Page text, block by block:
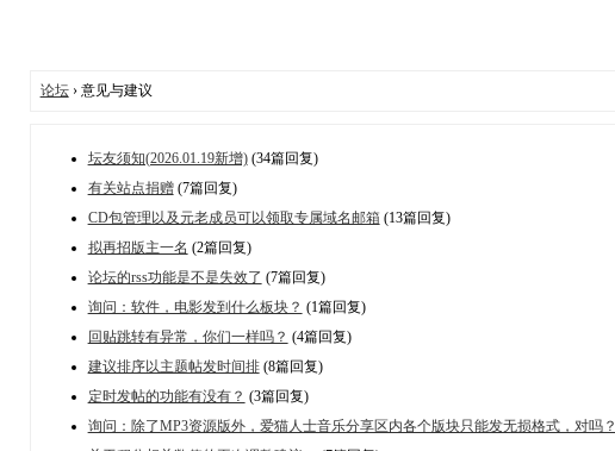
论坛› 意见与建议
坛友须知(2026.01.19新增)(34篇回复)
有关站点捐赠(7篇回复)
CD包管理以及元老成员可以领取专属域名邮箱 (13篇回复)
拟再招版主一名 (2篇回复)
论坛的rss功能是不是失效了 (7篇回复)
询问：软件，电影发到什么板块？ (1篇回复)
回贴跳转有异常，你们一样吗？ (4篇回复)
建议排序以主题帖发时间排(8篇回复)
定时发帖的功能有没有？ (3篇回复)
询问：除了MP3资源版外，爱猫人士音乐分享区内各个版块只能发无损格式，对吗？